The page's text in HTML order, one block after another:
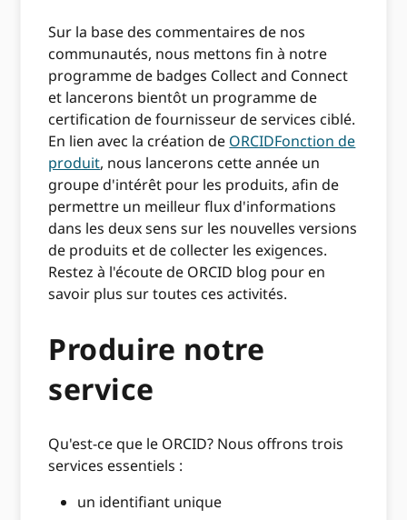
Sur la base des commentaires de nos
communautés, nous mettons fin à notre
programme de badges Collect and Connect
et lancerons bientôt un programme de
certification de fournisseur de services ciblé.
En lien avec la création de ORCIDFonction de
produit, nous lancerons cette année un
groupe d'intérêt pour les produits, afin de
permettre un meilleur flux d'informations
dans les deux sens sur les nouvelles versions
de produits et de collecter les exigences.
Restez à l'écoute de ORCID blog pour en
savoir plus sur toutes ces activités.
Produire notre
service
Qu'est-ce que le ORCID? Nous offrons trois
services essentiels :
un identifiant unique